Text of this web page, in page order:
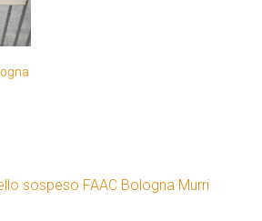
sospeso FAAC Bologna Murri